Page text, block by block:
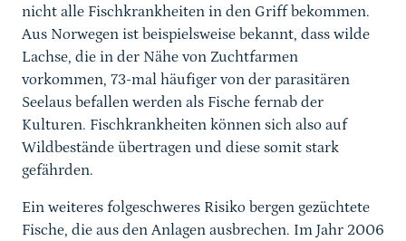
nicht alle Fischkrankheiten in den Griff bekommen.
Aus Norwegen ist beispielsweise bekannt, dass wilde
Lachse, die in der Nähe von Zuchtfarmen
vorkommen, 73-mal häufiger von der parasitären
Seelaus befallen werden als Fische fernab der
Kulturen. Fischkrankheiten können sich also auf
Wildbestände übertragen und diese somit stark
gefährden.
Ein weiteres folgeschweres Risiko bergen gezüchtete
Fische, die aus den Anlagen ausbrechen. Im Jahr 2006